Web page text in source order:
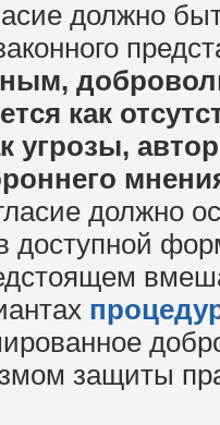
должно
как
угрозы,
должно
доступной
защиты